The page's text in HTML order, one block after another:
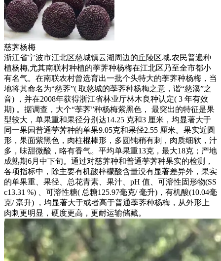
慈荠杨梅
浙江省宁波市江北区慈城镇云湖周边的丘陵区域,农民普遍种
植杨梅,尤其南联村种植的荸荠种杨梅在江北区乃至全市都小
有名气。在南联农村曾选育出一批个头特大的荸荠种杨梅，当
地将其命名为“慈荠”( 取慈城的荸荠种杨梅之意，谐“慈溪”之
音) ，并在2008年获得浙江省林业厅林木良种认定( 3 年有效
期) 。据调查，大个“荸荠”种杨梅紫黑色， 最突出的特征是果
型较大，单果重和果径分别达14.25 克和3 厘米，均显著大于
同一果园普通荸荠种的单果9.05克和果径2.55 厘米。果实近圆
形，果面紫黑色，肉柱棍棒形，多圆钝稍有刺，肉质细软，汁
多，味甜微酸，略有香气。平均单果重13克，最大18克；产地
成熟期6月中下旬。通过对慈荠种和普通荸荠种果实的检测，
各项指标中，除主要有机酸梓檬酸含量没有显著差异外，果实
的单果重、果径、总花青素、果汁、pH 值、可溶性固形物(SS
c13.31 %) 、可溶性糖( 总糖125.97毫克/ 毫升)，有机酸(10.04毫
克/ 毫升) ，均显著大于或者高于普通荸荠种杨梅，从外形上
肉刺更明显，硬度更高，更耐运输储藏。